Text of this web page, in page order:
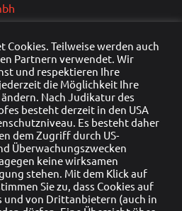
Reinhold Wanner
Cookies. Teilweise werden auch
Partnern verwendet. Wir
und respektieren Ihre
die Möglichkeit Ihre
Nach Judikatur des
besteht derzeit in den USA
Es besteht daher
dem Zugriff durch US-
Überwachungszwecken
keine wirksamen
stehen. Mit dem Klick auf
Sie zu, dass Cookies auf
und von Drittanbietern (auch in